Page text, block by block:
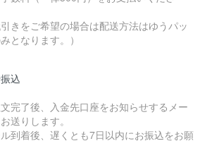
引きをご希望の場合は配送方法はゆうパッ
となります。）
込
完了後、入金先口座をお知らせするメー
送りします。
到着後、遅くとも7日以内にお振込をお願